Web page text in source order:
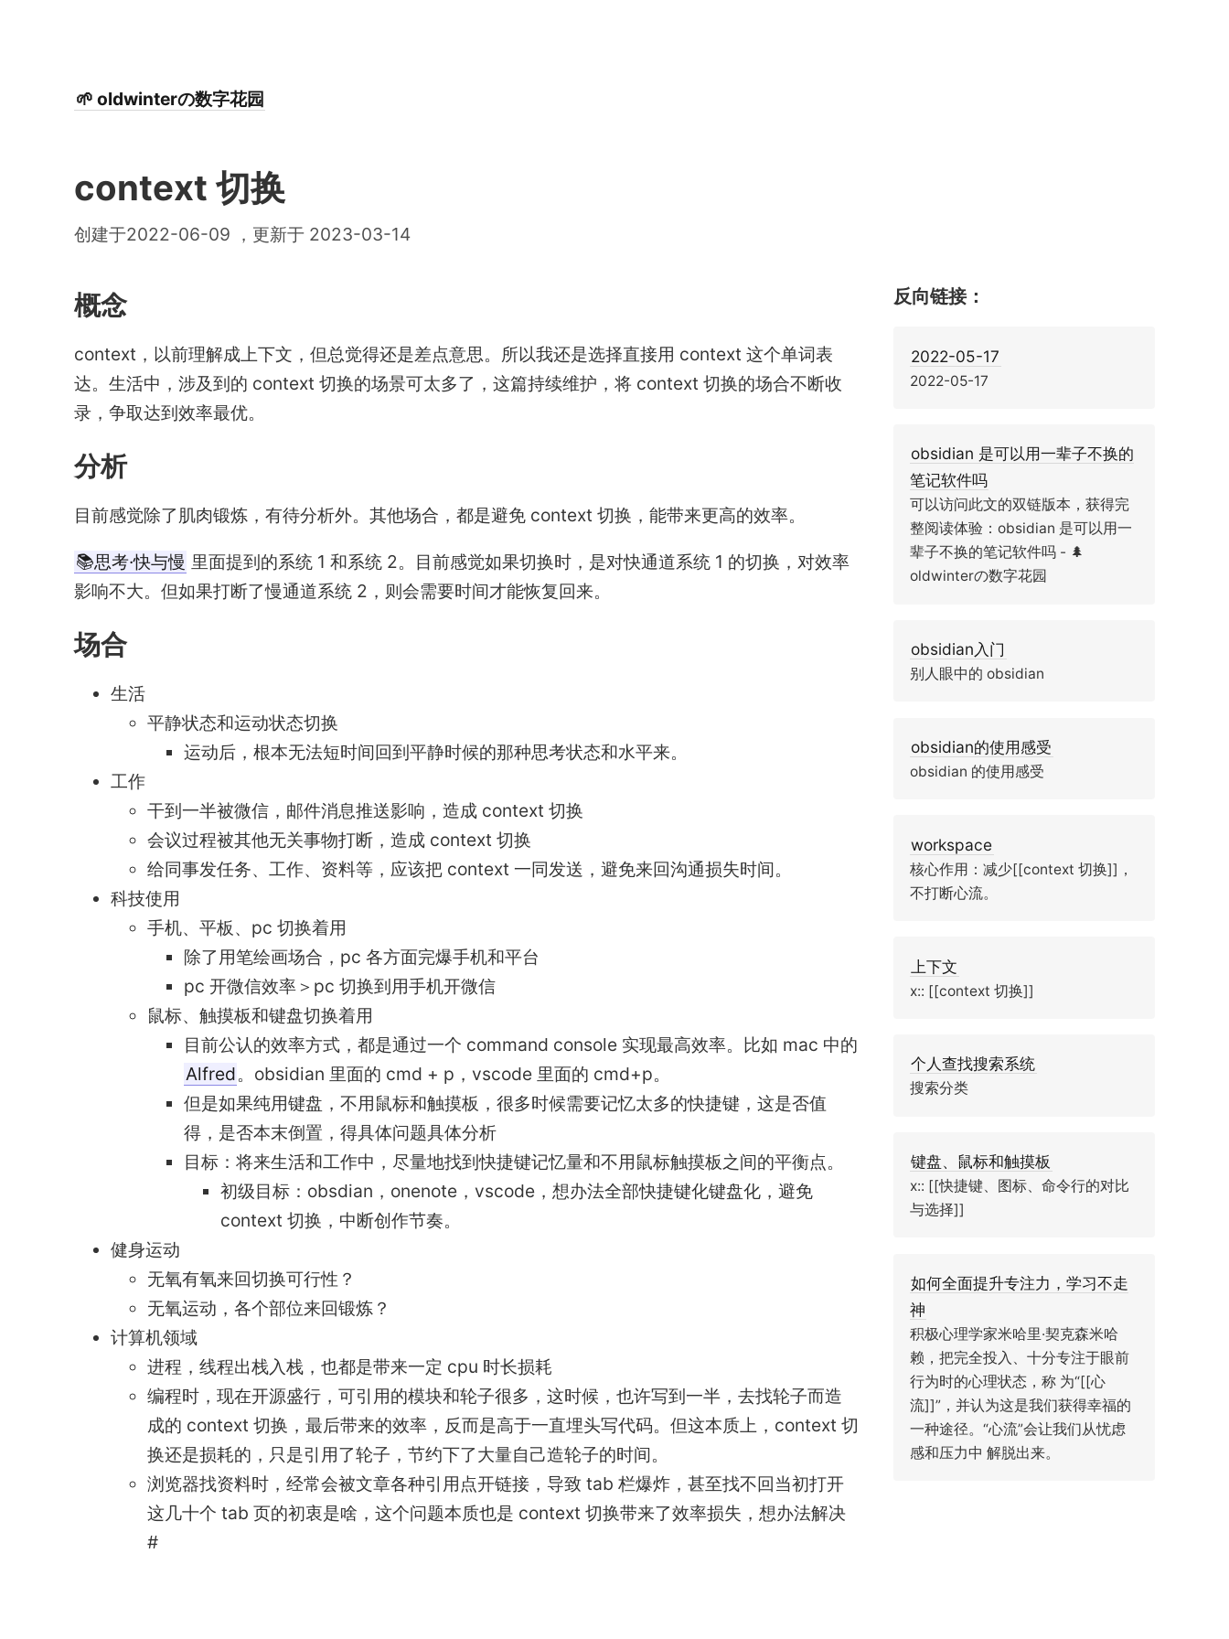
🌱 oldwinterの数字花园
context 切换
创建于2022-06-09 ，更新于 2023-03-14
概念
context，以前理解成上下文，但总觉得还是差点意思。所以我还是选择直接用 context 这个单词表
达。生活中，涉及到的 context 切换的场景可太多了，这篇持续维护，将 context 切换的场合不断收
录，争取达到效率最优。
分析
目前感觉除了肌肉锻炼，有待分析外。其他场合，都是避免 context 切换，能带来更高的效率。
📚思考·快与慢 里面提到的系统 1 和系统 2。目前感觉如果切换时，是对快通道系统 1 的切换，对效率
影响不大。但如果打断了慢通道系统 2，则会需要时间才能恢复回来。
场合
生活
平静状态和运动状态切换
运动后，根本无法短时间回到平静时候的那种思考状态和水平来。
工作
干到一半被微信，邮件消息推送影响，造成 context 切换
会议过程被其他无关事物打断，造成 context 切换
给同事发任务、工作、资料等，应该把 context 一同发送，避免来回沟通损失时间。
科技使用
手机、平板、pc 切换着用
除了用笔绘画场合，pc 各方面完爆手机和平台
pc 开微信效率＞pc 切换到用手机开微信
鼠标、触摸板和键盘切换着用
目前公认的效率方式，都是通过一个 command console 实现最高效率。比如 mac 中的
Alfred。obsidian 里面的 cmd + p，vscode 里面的 cmd+p。
但是如果纯用键盘，不用鼠标和触摸板，很多时候需要记忆太多的快捷键，这是否值
得，是否本末倒置，得具体问题具体分析
目标：将来生活和工作中，尽量地找到快捷键记忆量和不用鼠标触摸板之间的平衡点。
初级目标：obsdian，onenote，vscode，想办法全部快捷键化键盘化，避免
context 切换，中断创作节奏。
健身运动
无氧有氧来回切换可行性？
无氧运动，各个部位来回锻炼？
计算机领域
进程，线程出栈入栈，也都是带来一定 cpu 时长损耗
编程时，现在开源盛行，可引用的模块和轮子很多，这时候，也许写到一半，去找轮子而造
成的 context 切换，最后带来的效率，反而是高于一直埋头写代码。但这本质上，context 切
换还是损耗的，只是引用了轮子，节约下了大量自己造轮子的时间。
浏览器找资料时，经常会被文章各种引用点开链接，导致 tab 栏爆炸，甚至找不回当初打开
这几十个 tab 页的初衷是啥，这个问题本质也是 context 切换带来了效率损失，想办法解决
#
反向链接：
2022-05-17
2022-05-17
obsidian 是可以用一辈子不换的
笔记软件吗
可以访问此文的双链版本，获得完
整阅读体验：obsidian 是可以用一
辈子不换的笔记软件吗 - 🌲
oldwinterの数字花园
obsidian入门
别人眼中的 obsidian
obsidian的使用感受
obsidian 的使用感受
workspace
核心作用：减少[[context 切换]]，
不打断心流。
上下文
x:: [[context 切换]]
个人查找搜索系统
搜索分类
键盘、鼠标和触摸板
x:: [[快捷键、图标、命令行的对比
与选择]]
如何全面提升专注力，学习不走
神
积极心理学家米哈里·契克森米哈
赖，把完全投入、十分专注于眼前
行为时的心理状态，称 为“[[心
流]]”，并认为这是我们获得幸福的
一种途径。“心流”会让我们从忧虑
感和压力中 解脱出来。